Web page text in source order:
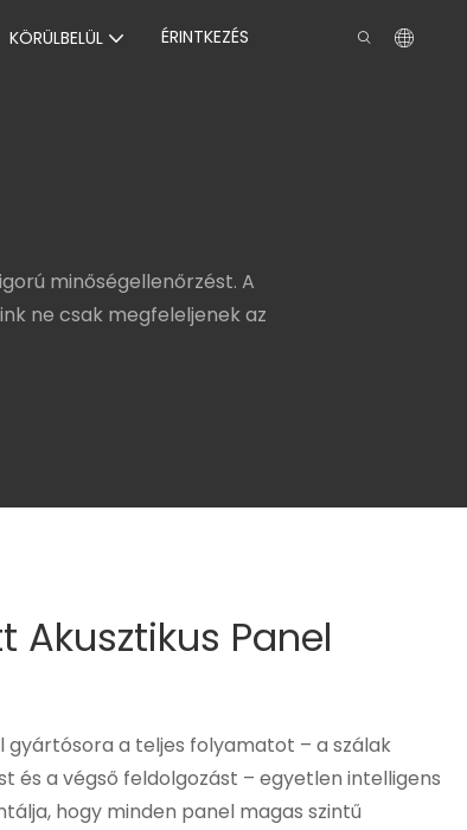
KÖRÜLBELÜL ÉRINTKEZÉS
minőségellenőrzést. A
ne csak megfeleljenek az
Akusztikus Panel
gyártósora a teljes folyamatot – a szálak
és a végső feldolgozást – egyetlen intelligens
hogy minden panel magas szintű